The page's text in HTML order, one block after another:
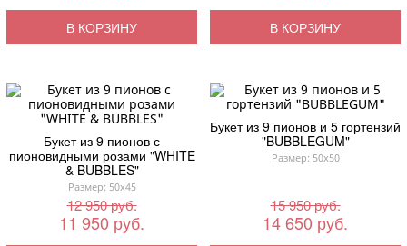
В КОРЗИНУ В КОРЗИНУ
Букет из 9 пионов с
пионовидными розами "WHITE
& BUBBLES"
Размер: 50x45
12 950 руб.
11 950 руб.
Букет из 9 пионов и 5 гортензий
"BUBBLEGUM"
Размер: 50x50
15 950 руб.
14 650 руб.